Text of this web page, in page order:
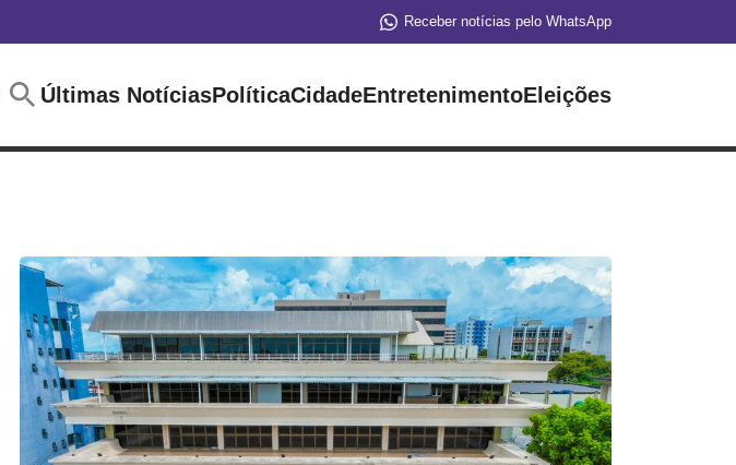
Receber notícias pelo WhatsApp
Últimas NotíciasPolíticaCidadeEntretenimentoEleições